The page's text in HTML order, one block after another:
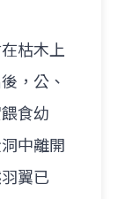
枯木上
，公、
食幼
中離開
翼已